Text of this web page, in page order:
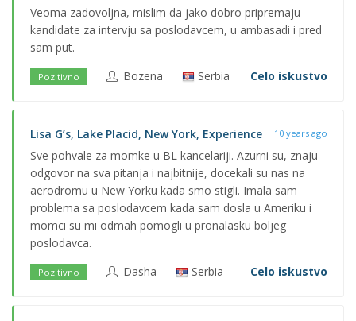
Veoma zadovoljna, mislim da jako dobro pripremaju
kandidate za intervju sa poslodavcem, u ambasadi i pred
sam put.
Pozitivno Bozena Serbia Celo iskustvo
Lisa G’s, Lake Placid, New York, Experience 10 years ago
Sve pohvale za momke u BL kancelariji. Azurni su, znaju
odgovor na sva pitanja i najbitnije, docekali su nas na
aerodromu u New Yorku kada smo stigli. Imala sam
problema sa poslodavcem kada sam dosla u Ameriku i
momci su mi odmah pomogli u pronalasku boljeg
poslodavca.
Pozitivno Dasha Serbia Celo iskustvo